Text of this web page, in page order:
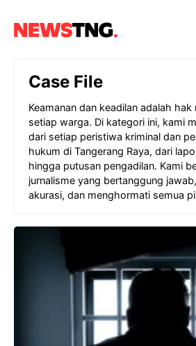
Case File
Keamanan dan keadilan adalah
setiap warga. Di kategori ini, kami
dari setiap peristiwa kriminal dan
hukum di Tangerang Raya, dari
hingga putusan pengadilan. Kami
jurnalisme yang bertanggung
akurasi, dan menghormati semua